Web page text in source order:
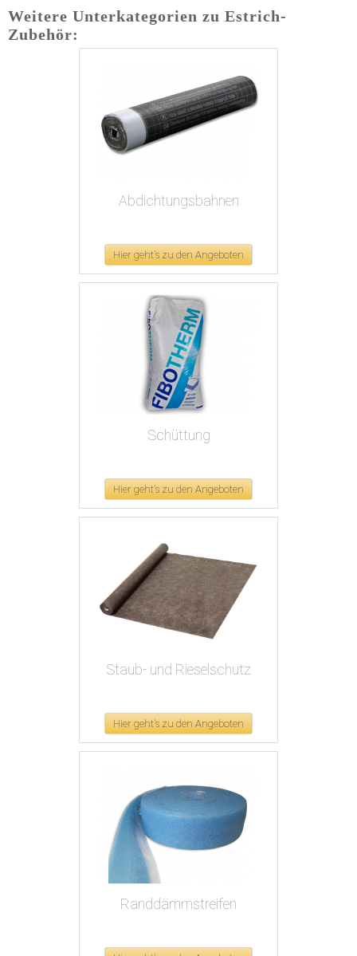
Weitere Unterkategorien zu Estrich-
Zubehör:
Abdichtungsbahnen
Hier geht's zu den Angeboten
Schüttung
Hier geht's zu den Angeboten
Staub- und Rieselschutz
Hier geht's zu den Angeboten
Randdämmstreifen